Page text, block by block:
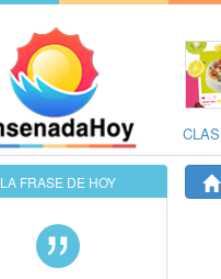
LA FRASE DE HOY